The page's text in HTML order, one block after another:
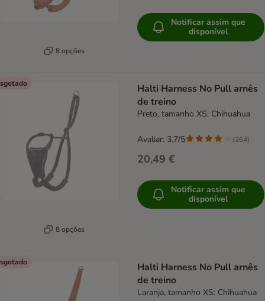
8 opções
Notificar assim que
disponível
8 opções
Halti Harness No Pull arnês
de treino
Preto, tamanho XS: Chihuahua
20,49 €
Avaliar: 3.7/5 (264)
Notificar assim que
disponível
Halti Harness No Pull arnês
de treino
Laranja, tamanho XS: Chihuahua